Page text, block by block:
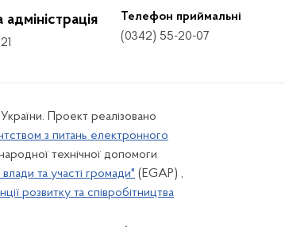
Телефон приймальні
(0342) 55-20-07
України. Проект реалізовано
з питань електронного
технічної допомоги
та участі громади" (EGAP) ,
розвитку та співробітництва